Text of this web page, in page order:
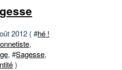
2012 ( #hé !
,
, #Sagesse,
)